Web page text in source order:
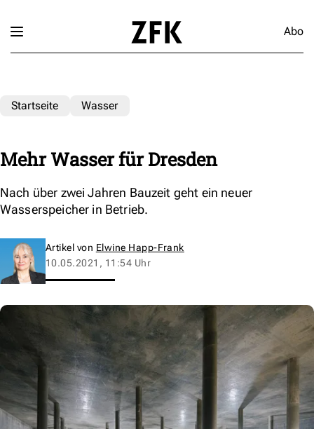
Abo
Startseite Wasser
Mehr Wasser für Dresden
Nach über zwei Jahren Bauzeit geht ein neuer
Wasserspeicher in Betrieb.
Artikel von Elwine Happ-Frank
10.05.2021, 11:54 Uhr